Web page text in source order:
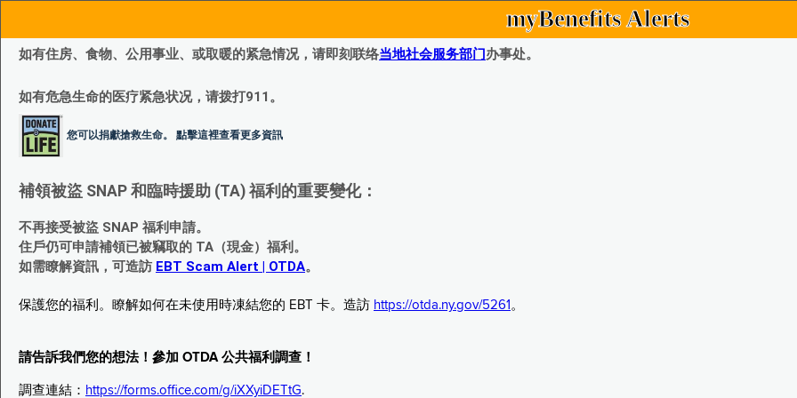
myBenefits Alerts
如有住房、食物、公用事业、或取暖的紧急情况，请即刻联络当地社会服务部门办事处。
如有危急生命的医疗紧急状况，请拨打911。
您可以捐獻搶救生命。 點擊這裡查看更多資訊
補領被盜 SNAP 和臨時援助 (TA) 福利的重要變化：
不再接受被盜 SNAP 福利申請。
住戶仍可申請補領已被竊取的 TA（現金）福利。
如需瞭解資訊，可造訪 EBT Scam Alert | OTDA。
保護您的福利。瞭解如何在未使用時凍結您的 EBT 卡。造訪 https://otda.ny.gov/5261 。
請告訴我們您的想法！參加 OTDA 公共福利調查！
調查連結： https://forms.office.com/g/iXXyiDETtG.